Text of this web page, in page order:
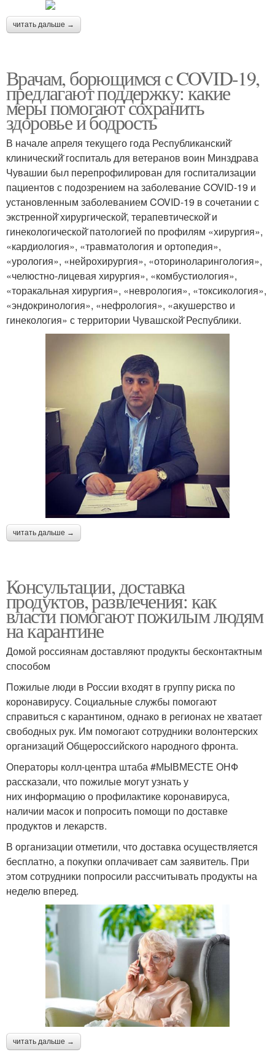
читать дальше →
Врачам, борющимся с COVID-19,
предлагают поддержку: какие
меры помогают сохранить
здоровье и бодрость
В начале апреля текущего года Республиканский̆
клинический̆ госпиталь для ветеранов воин Минздрава
Чувашии был перепрофилирован для госпитализации
пациентов с подозрением на заболевание COVID-19 и
установленным заболеванием COVID-19 в сочетании с
экстренной̆ хирургической̆, терапевтической̆ и
гинекологической̆ патологией по профилям «хирургия»,
«кардиология», «травматология и ортопедия»,
«урология», «нейрохирургия», «оториноларингология»,
«челюстно-лицевая хирургия», «комбустиология»,
«торакальная хирургия», «неврология», «токсикология»,
«эндокринология», «нефрология», «акушерство и
гинекология» с территории Чувашской̆ Республики.
читать дальше →
Консультации, доставка
продуктов, развлечения: как
власти помогают пожилым людям
на карантине
Домой россиянам доставляют продукты бесконтактным
способом
Пожилые люди в России входят в группу риска по
коронавирусу. Социальные службы помогают
справиться с карантином, однако в регионах не хватает
свободных рук. Им помогают сотрудники волонтерских
организаций Общероссийского народного фронта.
Операторы колл-центра штаба #МЫВМЕСТЕ ОНФ
рассказали, что пожилые могут узнать у
них информацию о профилактике коронавируса,
наличии масок и попросить помощи по доставке
продуктов и лекарств.
В организации отметили, что доставка осуществляется
бесплатно, а покупки оплачивает сам заявитель. При
этом сотрудники попросили рассчитывать продукты на
неделю вперед.
читать дальше →